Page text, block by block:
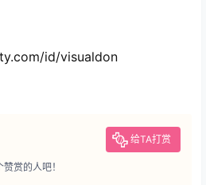
id/visualdon
给TA打赏
赏的人吧！